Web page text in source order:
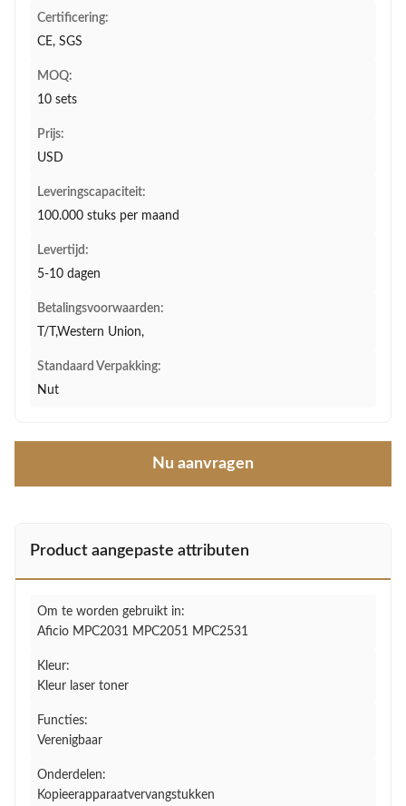
Certificering:
CE, SGS
MOQ:
10 sets
Prijs:
USD
Leveringscapaciteit:
100.000 stuks per maand
Levertijd:
5-10 dagen
Betalingsvoorwaarden:
T/T,Western Union,
Standaard Verpakking:
Nut
Nu aanvragen
Product aangepaste attributen
Om te worden gebruikt in:
Aficio MPC2031 MPC2051 MPC2531
Kleur:
Kleur laser toner
Functies:
Verenigbaar
Onderdelen:
Kopieerapparaatvervangstukken